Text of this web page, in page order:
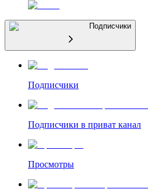
Подписчики
Подписчики
Подписчики в приват канал
Просмотры